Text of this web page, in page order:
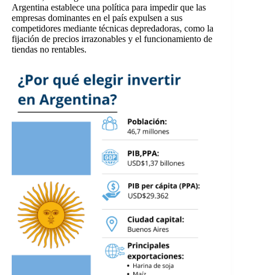
Argentina establece una política para impedir que las
empresas dominantes en el país expulsen a sus
competidores mediante técnicas depredadoras, como la
fijación de precios irrazonables y el funcionamiento de
tiendas no rentables.